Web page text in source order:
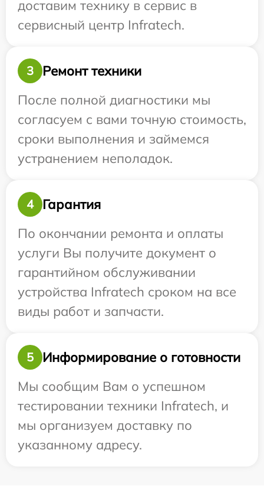
доставим технику в сервис в
сервисный центр Infratech.
3
Ремонт техники
После полной диагностики мы
согласуем с вами точную стоимость,
сроки выполнения и займемся
устранением неполадок.
4
Гарантия
По окончании ремонта и оплаты
услуги Вы получите документ о
гарантийном обслуживании
устройства Infratech сроком на все
виды работ и запчасти.
5
Информирование о готовности
Мы сообщим Вам о успешном
тестировании техники Infratech, и
мы организуем доставку по
указанному адресу.